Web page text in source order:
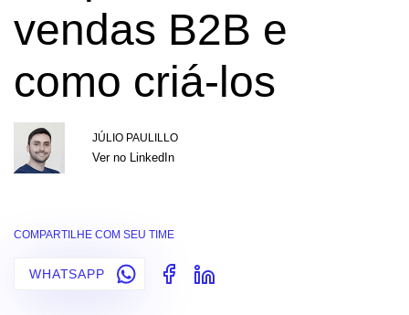
vendas B2B e
como criá-los
JÚLIO PAULILLO
Ver no LinkedIn
COMPARTILHE COM SEU TIME
WHATSAPP